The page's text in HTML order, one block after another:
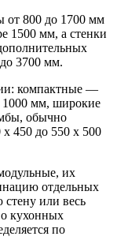
от 800 до 1700 мм
1500 мм, а стенки
3700 мм.
компактные —
1000 мм, широкие
обычно
450 до 550 х 500
их
отдельных
или весь
о кухонных
по